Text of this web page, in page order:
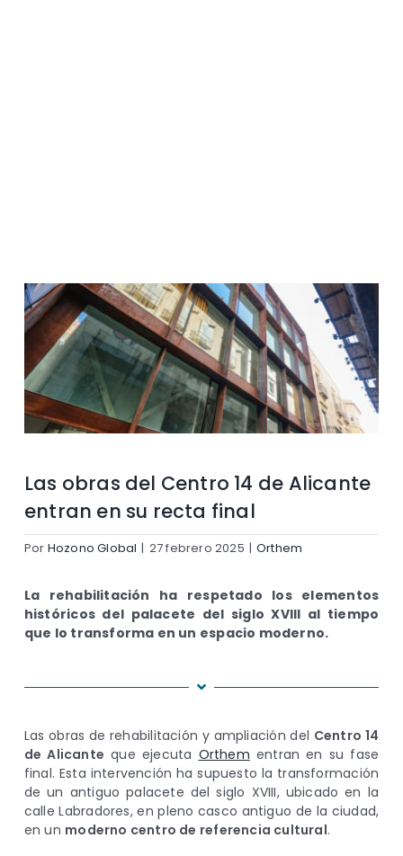
Las obras del Centro 14 de Alicante
entran en su recta final
Por Hozono Global | 27 febrero 2025 | Orthem
La rehabilitación ha respetado los elementos
históricos del palacete del siglo XVIII al tiempo
que lo transforma en un espacio moderno.
Las obras de rehabilitación y ampliación del Centro 14
de Alicante que ejecuta Orthem entran en su fase
final. Esta intervención ha supuesto la transformación
de un antiguo palacete del siglo XVIII, ubicado en la
calle Labradores, en pleno casco antiguo de la ciudad,
en un moderno centro de referencia cultural.